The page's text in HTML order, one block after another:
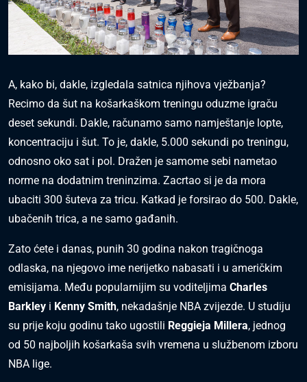
A, kako bi, dakle, izgledala satnica njihova vježbanja?
Recimo da šut na košarkaškom treningu oduzme igraču
deset sekundi. Dakle, računamo samo namještanje lopte,
koncentraciju i šut. To je, dakle, 5.000 sekundi po treningu,
odnosno oko sat i pol. Dražen je samome sebi nametao
norme na dodatnim treninzima. Zacrtao si je da mora
ubaciti 300 šuteva za tricu. Katkad je forsirao do 500. Dakle,
ubačenih trica, a ne samo gađanih.
Zato ćete i danas, punih 30 godina nakon tragičnoga
odlaska, na njegovo ime nerijetko nabasati i u američkim
emisijama. Među popularnijim su voditeljima Charles
Barkley i Kenny Smith, nekadašnje NBA zvijezde. U studiju
su prije koju godinu tako ugostili Reggieja Millera, jednog
od 50 najboljih košarkaša svih vremena u službenom izboru
NBA lige.